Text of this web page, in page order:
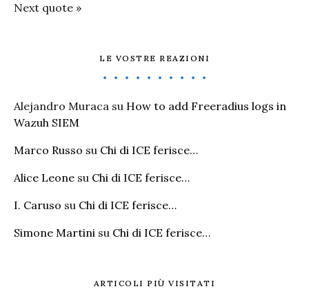
Next quote »
LE VOSTRE REAZIONI
Alejandro Muraca su How to add Freeradius logs in
Wazuh SIEM
Marco Russo su Chi di ICE ferisce…
Alice Leone su Chi di ICE ferisce…
I. Caruso su Chi di ICE ferisce…
Simone Martini su Chi di ICE ferisce…
ARTICOLI PIÙ VISITATI